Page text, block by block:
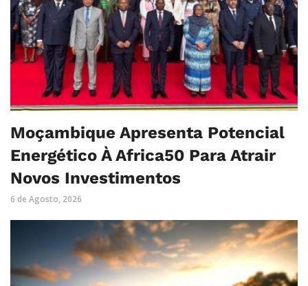
Moçambique Apresenta Potencial
Energético À Africa50 Para Atrair
Novos Investimentos
6 de Agosto, 2026